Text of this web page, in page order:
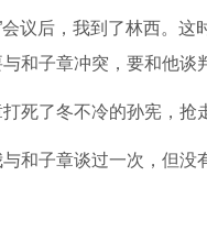
”会议后，我到了林西。
和子章冲突，要和他谈
死了冬不冷的孙宪，抢
和子章谈过一次，但没